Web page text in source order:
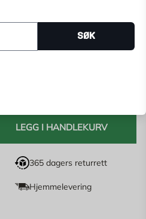
SØK
LEGG I HANDLEKURV
365 dagers returrett
Hjemmelevering